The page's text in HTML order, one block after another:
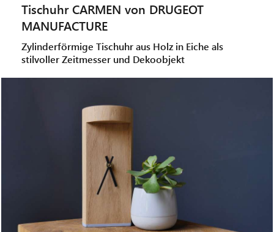
Tischuhr CARMEN von DRUGEOT
MANUFACTURE
Zylinderförmige Tischuhr aus Holz in Eiche als
stilvoller Zeitmesser und Dekoobjekt